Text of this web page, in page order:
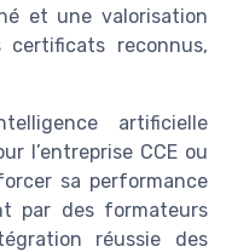
et une valorisation
reconnus,
artificielle
l’entreprise CCE ou
sa performance
par des formateurs
réussie des